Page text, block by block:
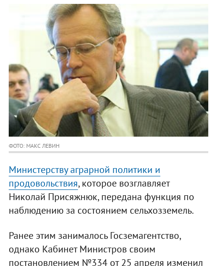
ФОТО: МАКС ЛЕВИН
Министерству аграрной политики и
продовольствия, которое возглавляет
Николай Присяжнюк, передана функция по
наблюдению за состоянием сельхозземель.
Ранее этим занималось Госземагентство,
однако Кабинет Министров своим
постановлением №334 от 25 апреля изменил